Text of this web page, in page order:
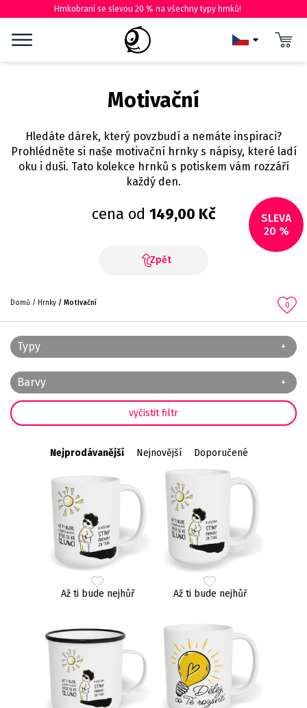
Hrnkobraní se slevou 20 % na všechny typy hrnků!
Motivační
SLEVA
20 %
Hledáte dárek, který povzbudí a nemáte inspiraci?
Prohlédněte si naše motivační hrnky s nápisy, které ladí
oku i duši. Tato kolekce hrnků s potiskem vám rozzáří
každý den.
cena od 149,00 Kč
Zpět
0
Domů Hrnky Motivační
Typy
Barvy
Nejprodávanější Nejnovější Doporučené
Až ti bude nejhůř Až ti bude nejhůř